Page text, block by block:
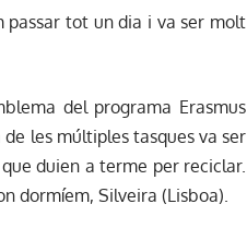
passar tot un dia i va ser molt
del programa Erasmus
de les múltiples tasques va ser
duien a terme per reciclar.
dormíem, Silveira (Lisboa).